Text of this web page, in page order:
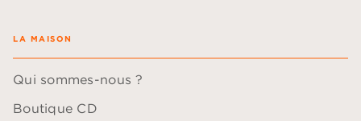
LA MAISON
Qui sommes-nous ?
Boutique CD